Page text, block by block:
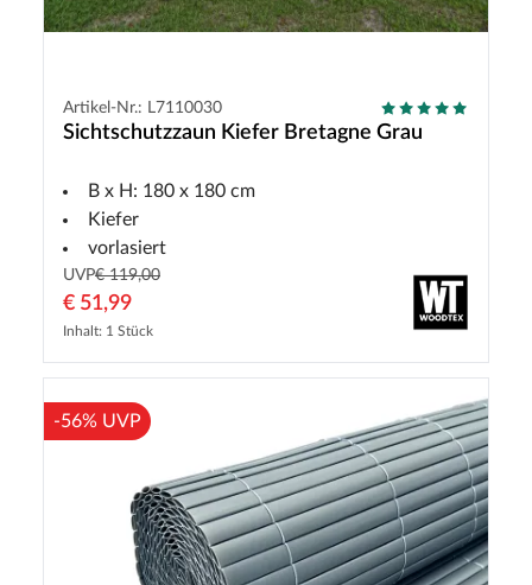
Artikel-Nr.: L7110030
Sichtschutzzaun Kiefer Bretagne Grau
B x H: 180 x 180 cm
Kiefer
vorlasiert
UVP€ 119,00
€ 51,99
Inhalt: 1 Stück
-56% UVP